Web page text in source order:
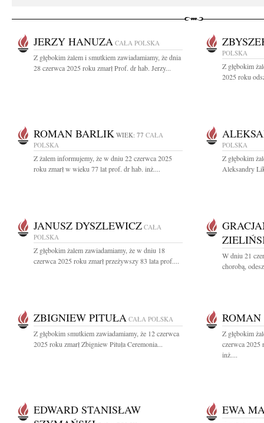
JERZY HANUZA CAŁA POLSKA
Z głębokim żalem i smutkiem zawiadamiamy, że dnia
28 czerwca 2025 roku zmarł Prof. dr hab. Jerzy...
POLSKA
Z głębokim
2025 roku
ROMAN BARLIK WIEK: 77 CAŁA
POLSKA
Z żalem informujemy, że w dniu 22 czerwca 2025
roku zmarł w wieku 77 lat prof. dr hab. inż....
POLSKA
Z głębokim
Aleksandry
JANUSZ DYSZLEWICZ CAŁA
POLSKA
Z głębokim żalem zawiadamiamy, że w dniu 18
czerwca 2025 roku zmarł przeżywszy 83 lata prof....
W dniu 21
chorobą,
ZBIGNIEW PITUŁA CAŁA POLSKA
Z głębokim smutkiem zawiadamiamy, że 12 czerwca
2025 roku zmarł Zbigniew Pituła Ceremonia...
Z głębokim
czerwca 2025
inż....
EDWARD STANISŁAW
EWA